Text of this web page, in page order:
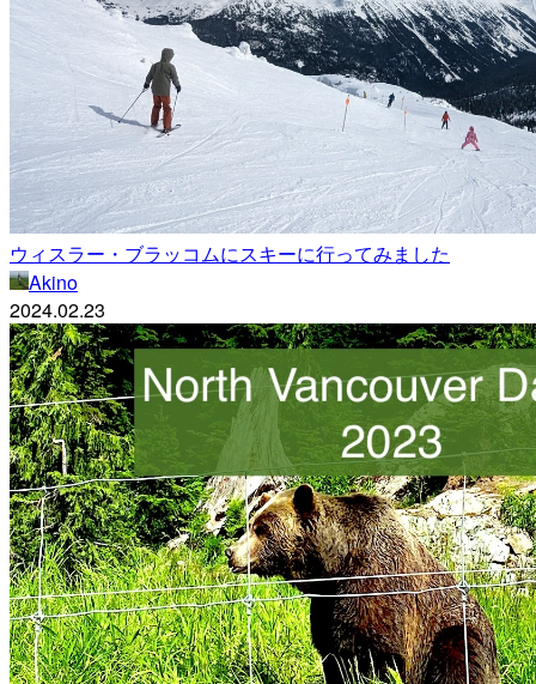
ウィスラー・ブラッコムにスキーに行ってみました
Akino
2024.02.23